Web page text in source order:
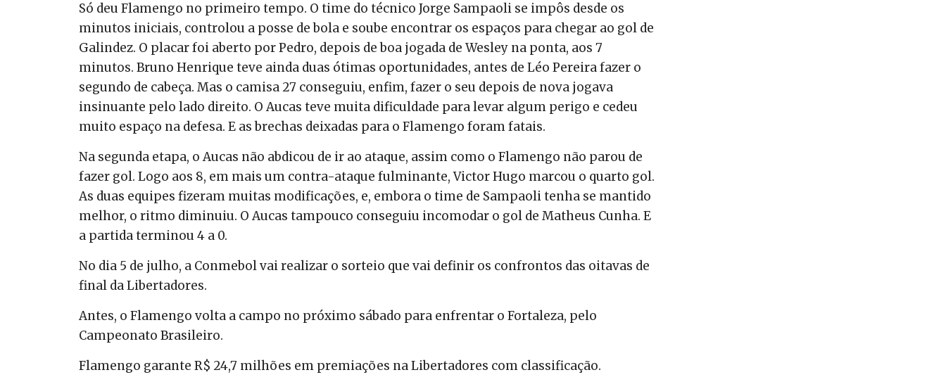
Só deu Flamengo no primeiro tempo. O time do técnico Jorge Sampaoli se impôs desde os
minutos iniciais, controlou a posse de bola e soube encontrar os espaços para chegar ao gol de
Galindez. O placar foi aberto por Pedro, depois de boa jogada de Wesley na ponta, aos 7
minutos. Bruno Henrique teve ainda duas ótimas oportunidades, antes de Léo Pereira fazer o
segundo de cabeça. Mas o camisa 27 conseguiu, enfim, fazer o seu depois de nova jogava
insinuante pelo lado direito. O Aucas teve muita dificuldade para levar algum perigo e cedeu
muito espaço na defesa. E as brechas deixadas para o Flamengo foram fatais.
Na segunda etapa, o Aucas não abdicou de ir ao ataque, assim como o Flamengo não parou de
fazer gol. Logo aos 8, em mais um contra-ataque fulminante, Victor Hugo marcou o quarto gol.
As duas equipes fizeram muitas modificações, e, embora o time de Sampaoli tenha se mantido
melhor, o ritmo diminuiu. O Aucas tampouco conseguiu incomodar o gol de Matheus Cunha. E
a partida terminou 4 a 0.
No dia 5 de julho, a Conmebol vai realizar o sorteio que vai definir os confrontos das oitavas de
final da Libertadores.
Antes, o Flamengo volta a campo no próximo sábado para enfrentar o Fortaleza, pelo
Campeonato Brasileiro.
Flamengo garante R$ 24,7 milhões em premiações na Libertadores com classificação.